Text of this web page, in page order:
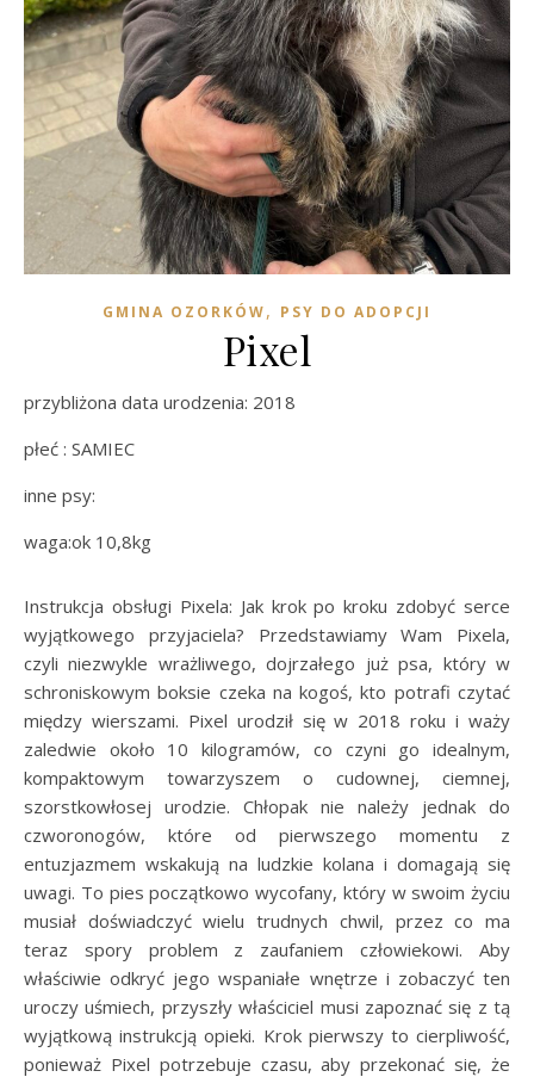
GMINA OZORKÓW, PSY DO ADOPCJI
Pixel
przybliżona data urodzenia: 2018
płeć : SAMIEC
inne psy:
waga:ok 10,8kg
Instrukcja obsługi Pixela: Jak krok po kroku zdobyć serce
wyjątkowego przyjaciela? Przedstawiamy Wam Pixela,
czyli niezwykle wrażliwego, dojrzałego już psa, który w
schroniskowym boksie czeka na kogoś, kto potrafi czytać
między wierszami. Pixel urodził się w 2018 roku i waży
zaledwie około 10 kilogramów, co czyni go idealnym,
kompaktowym towarzyszem o cudownej, ciemnej,
szorstkowłosej urodzie. Chłopak nie należy jednak do
czworonogów, które od pierwszego momentu z
entuzjazmem wskakują na ludzkie kolana i domagają się
uwagi. To pies początkowo wycofany, który w swoim życiu
musiał doświadczyć wielu trudnych chwil, przez co ma
teraz spory problem z zaufaniem człowiekowi. Aby
właściwie odkryć jego wspaniałe wnętrze i zobaczyć ten
uroczy uśmiech, przyszły właściciel musi zapoznać się z tą
wyjątkową instrukcją opieki. Krok pierwszy to cierpliwość,
ponieważ Pixel potrzebuje czasu, aby przekonać się, że